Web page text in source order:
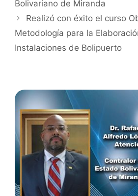
Bolivariano de Miranda
Realizó con éxito el curso
Metodología para la
Instalaciones de Bolipuerto